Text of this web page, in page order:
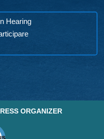
Hearing
ORGANIZER